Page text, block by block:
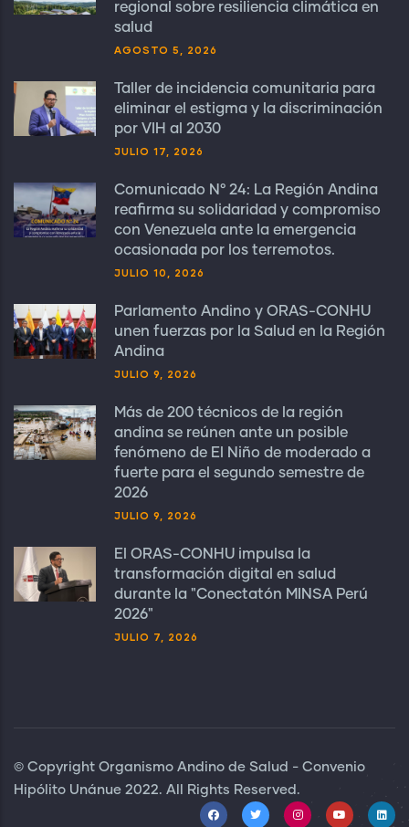
regional sobre resiliencia climática en
salud
AGOSTO 5, 2026
Taller de incidencia comunitaria para
eliminar el estigma y la discriminación
por VIH al 2030
JULIO 17, 2026
Comunicado N° 24: La Región Andina
reafirma su solidaridad y compromiso
con Venezuela ante la emergencia
ocasionada por los terremotos.
JULIO 10, 2026
Parlamento Andino y ORAS-CONHU
unen fuerzas por la Salud en la Región
Andina
JULIO 9, 2026
Más de 200 técnicos de la región
andina se reúnen ante un posible
fenómeno de El Niño de moderado a
fuerte para el segundo semestre de
2026
JULIO 9, 2026
El ORAS-CONHU impulsa la
transformación digital en salud
durante la "Conectatón MINSA Perú
2026"
JULIO 7, 2026
© Copyright Organismo Andino de Salud - Convenio
Hipólito Unánue 2022. All Rights Reserved.